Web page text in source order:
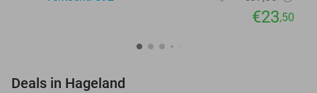
€23,50
Deals in Hageland